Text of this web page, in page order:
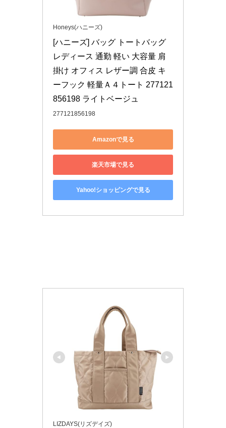
Honeys(ハニーズ)
[ハニーズ] バッグ トートバッグ
レディース 通勤 軽い 大容量 肩
掛け オフィス レザー調 合皮 キ
ーフック 軽量Ａ４トート 277121
856198 ライトベージュ
277121856198
Amazonで見る
楽天市場で見る
Yahoo!ショッピングで見る
LIZDAYS(リズデイズ)